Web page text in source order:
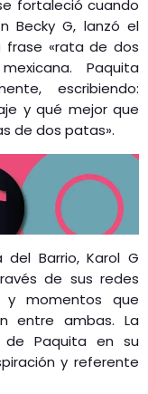
fortaleció cuando
Becky G, lanzó el
frase «rata de dos
Paquita
escribiendo:
y qué mejor que
de dos patas».
Barrio, Karol G
de sus redes
y momentos que
entre ambas. La
de Paquita en su
y referente